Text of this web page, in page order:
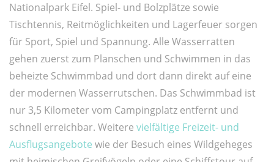
Nationalpark Eifel. Spiel- und Bolzplätze sowie
Tischtennis, Reitmöglichkeiten und Lagerfeuer sorgen
für Sport, Spiel und Spannung. Alle Wasserratten
gehen zuerst zum Planschen und Schwimmen in das
beheizte Schwimmbad und dort dann direkt auf eine
der modernen Wasserrutschen. Das Schwimmbad ist
nur 3,5 Kilometer vom Campingplatz entfernt und
schnell erreichbar. Weitere vielfältige Freizeit- und
Ausflugsangebote wie der Besuch eines Wildgeheges